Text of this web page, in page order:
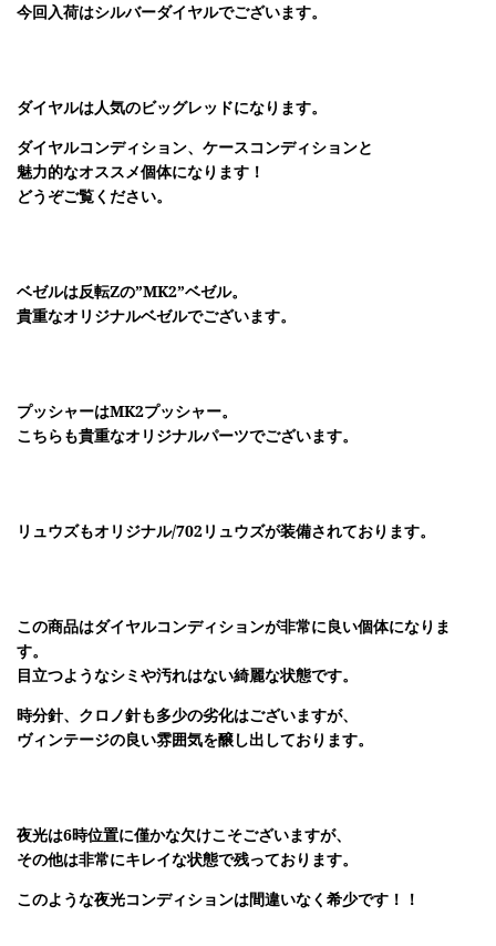
今回入荷はシルバーダイヤルでございます。
ダイヤルは人気のビッグレッドになります。
ダイヤルコンディション、ケースコンディションと
魅力的なオススメ個体になります！
どうぞご覧ください。
ベゼルは反転Zの”MK2”ベゼル。
貴重なオリジナルベゼルでございます。
プッシャーはMK2プッシャー。
こちらも貴重なオリジナルパーツでございます。
リュウズもオリジナル/702リュウズが装備されております。
この商品はダイヤルコンディションが非常に良い個体になりま
す。
目立つようなシミや汚れはない綺麗な状態です。
時分針、クロノ針も多少の劣化はございますが、
ヴィンテージの良い雰囲気を醸し出しております。
夜光は6時位置に僅かな欠けこそございますが、
その他は非常にキレイな状態で残っております。
このような夜光コンディションは間違いなく希少です！！